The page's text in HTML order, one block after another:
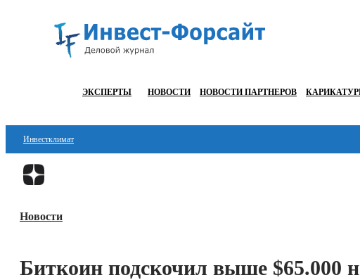
ЭКСПЕРТЫ НОВОСТИ НОВОСТИ ПАРТНЕРОВ
Инвестклимат
Финансы
Блокчейн
Новости
Биткоин подскочил выше $65.000